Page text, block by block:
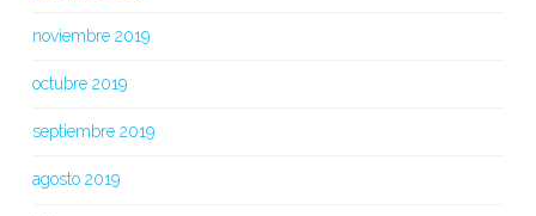
noviembre 2019
octubre 2019
septiembre 2019
agosto 2019